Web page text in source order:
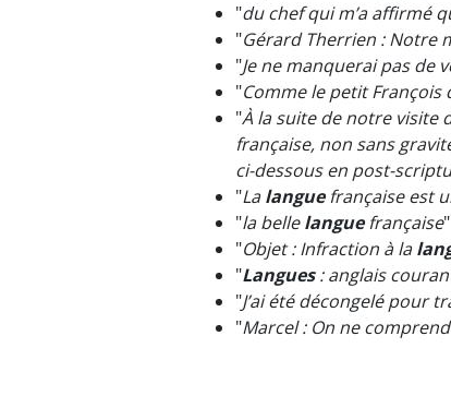
"du chef qui m’a affirmé
"Gérard Therrien : Notre
"Je ne manquerai pas de
"Comme le petit François
"À la suite de notre visite
française, non sans
ci-dessous en post-
"Lalanguefrançaise est
"la bellelanguefrançaise"
"Objet : Infraction à la
"Langues: anglais
"J’ai été décongelé pour
"Marcel : On ne